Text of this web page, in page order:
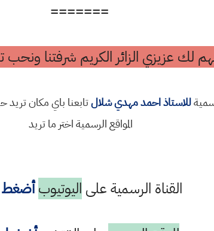
=======
لك عزيزي الزائر الكريم شرفتنا ونحب
للاستاذ احمد مهدي شلالتابعنا باي مكان تريد
المواقع الرسمية اختر ما تريد
القناة الرسمية على اليوتيوب أضغط